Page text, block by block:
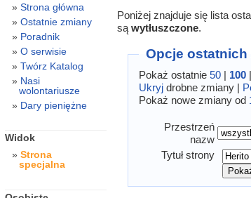
Poniżej znajduje się lista
są wytłuszczone.
Opcje ostatnich
Pokaż ostatnie50 | 100 |
Ukryj drobne zmiany |
Pokaż nowe zmiany od
Przestrzeń
nazw
Tytuł strony
Strona główna
Ostatnie zmiany
Poradnik
O serwisie
Twórz Katalog
Nasi
wolontariusze
Dary pieniężne
Widok
Strona
specjalna